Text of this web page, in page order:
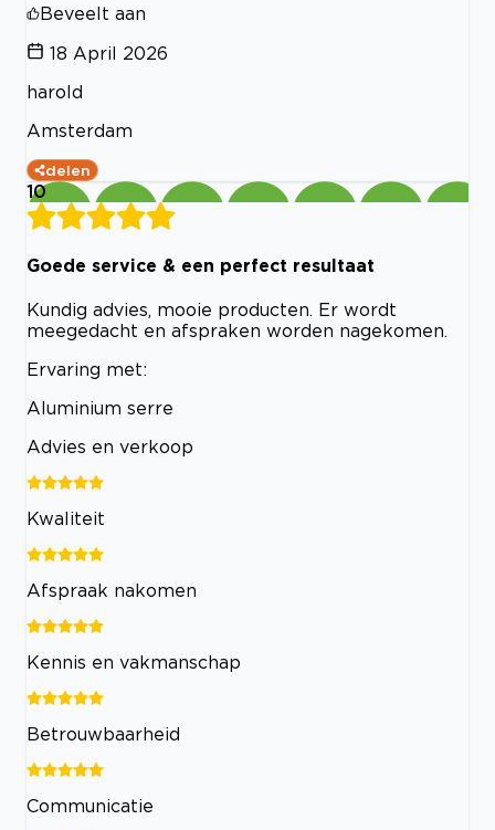
Beveelt aan
18 April 2026
harold
Amsterdam
delen
10
Goede service & een perfect resultaat
Kundig advies, mooie producten. Er wordt
meegedacht en afspraken worden nagekomen.
Ervaring met:
Aluminium serre
Advies en verkoop
Kwaliteit
Afspraak nakomen
Kennis en vakmanschap
Betrouwbaarheid
Communicatie